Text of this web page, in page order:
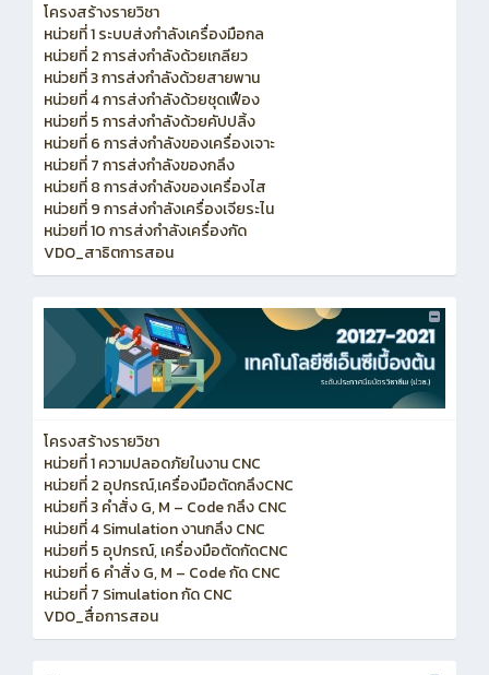
โครงสร้างรายวิชา
หน่วยที่ 1 ระบบส่งกำลังเครื่องมือกล
หน่วยที่ 2 การส่งกำลังด้วยเกลียว
หน่วยที่ 3 การส่งกำลังด้วยสายพาน
หน่วยที่ 4 การส่งกำลังด้วยชุดเฟือง
หน่วยที่ 5 การส่งกำลังด้วยคัปปลิ้ง
หน่วยที่ 6 การส่งกำลังของเครื่องเจาะ
หน่วยที่ 7 การส่งกำลังของกลึง
หน่วยที่ 8 การส่งกำลังของเครื่องไส
หน่วยที่ 9 การส่งกำลังเครื่องเจียระไน
หน่วยที่ 10 การส่งกำลังเครื่องกัด
VDO_สาธิตการสอน
โครงสร้างรายวิชา
หน่วยที่ 1 ความปลอดภัยในงาน CNC
หน่วยที่ 2 อุปกรณ์,เครื่องมือตัดกลึงCNC
หน่วยที่ 3 คำสั่ง G, M – Code กลึง CNC
หน่วยที่ 4 Simulation งานกลึง CNC
หน่วยที่ 5 อุปกรณ์, เครื่องมือตัดกัดCNC
หน่วยที่ 6 คำสั่ง G, M – Code กัด CNC
หน่วยที่ 7 Simulation กัด CNC
VDO_สื่อการสอน